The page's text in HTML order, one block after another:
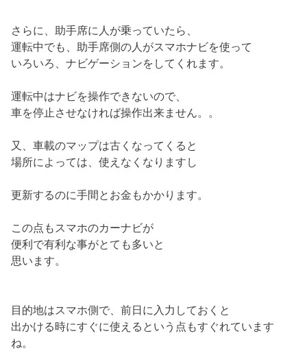
さらに、助手席に人が乗っていたら、
運転中でも、助手席側の人がスマホナビを使って
いろいろ、ナビゲーションをしてくれます。
運転中はナビを操作できないので、
車を停止させなければ操作出来ません。。
又、車載のマップは古くなってくると
場所によっては、使えなくなりますし
更新するのに手間とお金もかかります。
この点もスマホのカーナビが
便利で有利な事がとても多いと
思います。
目的地はスマホ側で、前日に入力しておくと
出かける時にすぐに使えるという点もすぐれています
ね。